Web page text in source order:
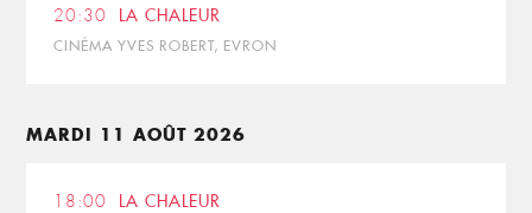
20:30 LA CHALEUR
CINÉMA YVES ROBERT, EVRON
MARDI 11 AOÛT 2026
18:00 LA CHALEUR